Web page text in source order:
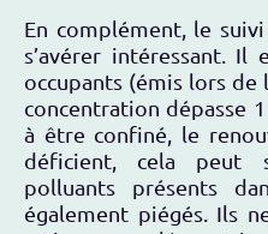
En complément, le
s’avérer intéressant.
occupants (émis lors de
concentration dépasse
à être confiné, le
déficient, cela peut
polluants présents
également piégés. Ils